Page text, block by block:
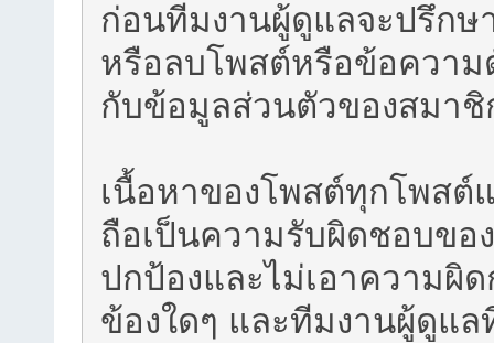
ก่อนทีมงานผู้ดูแลจะปรึกษ
หรือลบโพสต์หรือข้อควา
กับข้อมูลส่วนตัวของสมาชิ
เนื้อหาของโพสต์ทุกโพส
ถือเป็นความรับผิดชอบข
ปกป้องและไม่เอาความผิ
ข้องใดๆ และทีมงานผู้ดูแ